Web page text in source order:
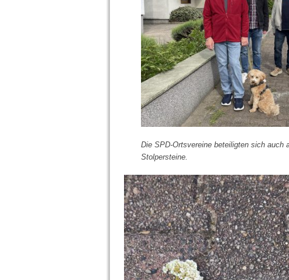
Die SPD-Ortsvereine beteiligten sich auch
Stolpersteine.